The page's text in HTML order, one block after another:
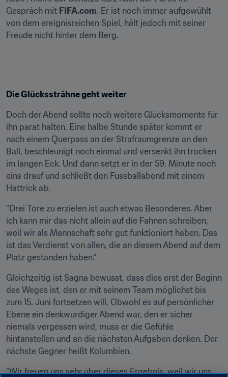
Gespräch mit FIFA.com. Er ist noch immer aufgewühlt
von dem ereignisreichen Spiel, hält jedoch mit seiner
Freude nicht hinter dem Berg.
Die Glückssträhne geht weiter
Doch der Abend sollte noch weitere Glücksmomente für
ihn parat halten. Eine halbe Stunde später kommt er
nach einem Querpass an der Strafraumgrenze an den
Ball, beschleunigt noch einmal und versenkt ihn trocken
im langen Eck. Und dann setzt er in der 59. Minute noch
eins drauf und schließt den Fussballabend mit einem
Hattrick ab.
"Drei Tore zu erzielen ist auch etwas Besonderes. Aber
ich kann mir das nicht allein auf die Fahnen schreiben,
weil wir als Mannschaft sehr gut funktioniert haben. Das
ist das Verdienst von allen, die an diesem Abend auf dem
Platz gestanden haben."
Gleichzeitig ist Sagna bewusst, dass dies erst der Beginn
des Weges ist, den er mit seinem Team möglichst bis
zum 15. Juni fortsetzen will. Obwohl es auf persönlicher
Ebene ein denkwürdiger Abend war, den er sicher
niemals vergessen wird, muss er die Gefühle
hintanstellen und an die nächsten Aufgaben denken. Der
nächste Gegner heißt Kolumbien.
"Wir freuen uns sehr über dieses Ergebnis, weil wir uns